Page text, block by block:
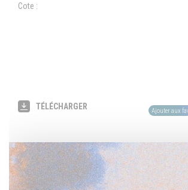
Cote :
TÉLÉCHARGER Ajouter aux